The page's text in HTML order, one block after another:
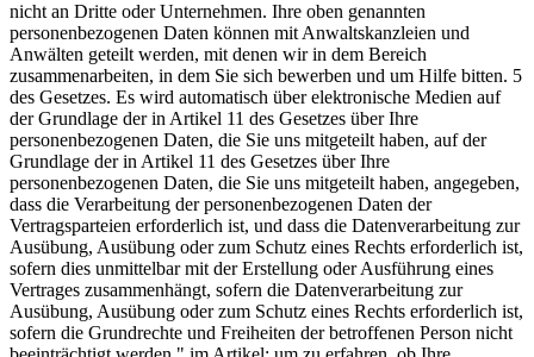
nicht an Dritte oder Unternehmen. Ihre oben genannten
personenbezogenen Daten können mit Anwaltskanzleien und
Anwälten geteilt werden, mit denen wir in dem Bereich
zusammenarbeiten, in dem Sie sich bewerben und um Hilfe bitten. 5
des Gesetzes. Es wird automatisch über elektronische Medien auf
der Grundlage der in Artikel 11 des Gesetzes über Ihre
personenbezogenen Daten, die Sie uns mitgeteilt haben, auf der
Grundlage der in Artikel 11 des Gesetzes über Ihre
personenbezogenen Daten, die Sie uns mitgeteilt haben, angegeben,
dass die Verarbeitung der personenbezogenen Daten der
Vertragsparteien erforderlich ist, und dass die Datenverarbeitung zur
Ausübung, Ausübung oder zum Schutz eines Rechts erforderlich ist,
sofern dies unmittelbar mit der Erstellung oder Ausführung eines
Vertrages zusammenhängt, sofern die Datenverarbeitung zur
Ausübung, Ausübung oder zum Schutz eines Rechts erforderlich ist,
sofern die Grundrechte und Freiheiten der betroffenen Person nicht